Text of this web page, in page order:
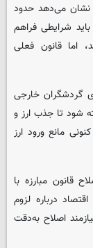
نشان می‌دهد حدود
باید شرایطی فراهم
اما قانون فعلی
گردشگران خارجی
شود تا جذب ارز و
مانع ورود ارز
قانون مبارزه با
درباره لزوم
اصلاح به‌دقت